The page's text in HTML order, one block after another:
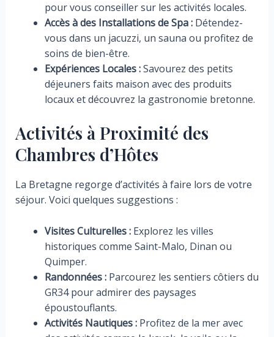
pour vous conseiller sur les activités locales.
Accès à des Installations de Spa :Détendez-
vous dans un jacuzzi, un sauna ou profitez de
soins de bien-être.
Expériences Locales :Savourez des petits
déjeuners faits maison avec des produits
locaux et découvrez la gastronomie bretonne.
Activités à Proximité des
Chambres d’Hôtes
La Bretagne regorge d’activités à faire lors de votre
séjour. Voici quelques suggestions :
Visites Culturelles :Explorez les villes
historiques comme Saint-Malo, Dinan ou
Quimper.
Randonnées :Parcourez les sentiers côtiers du
GR34 pour admirer des paysages
époustouflants.
Activités Nautiques :Profitez de la mer avec